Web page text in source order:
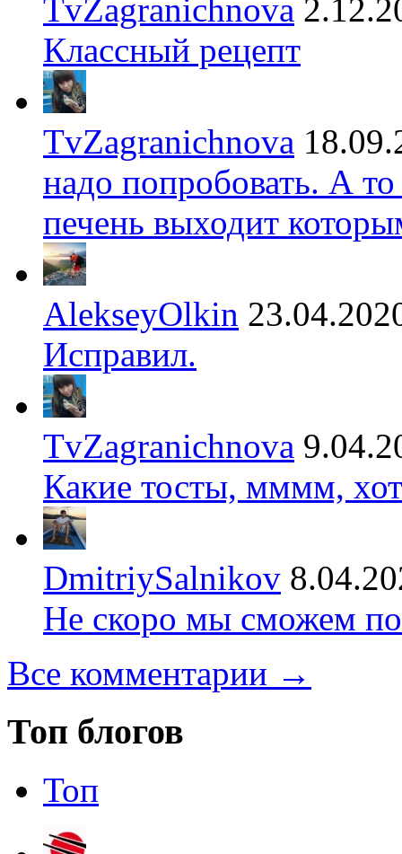
TvZagranichnova
Классный рецепт
TvZagranichnova
надо попробовать. А
печень выходит
AlekseyOlkin
Исправил.
TvZagranichnova
Какие тосты, мммм,
DmitriySalnikov
Не скоро мы сможем
Все комментарии →
Топ блогов
Топ